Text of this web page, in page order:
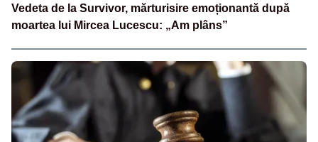
Vedeta de la Survivor, mărturisire emoționantă după
moartea lui Mircea Lucescu: „Am plâns”